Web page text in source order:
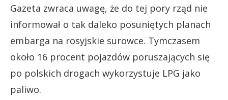
Gazeta zwraca uwagę, że do tej pory rząd nie
informował o tak daleko posuniętych planach
embarga na rosyjskie surowce. Tymczasem
około 16 procent pojazdów poruszających się
po polskich drogach wykorzystuje LPG jako
paliwo.